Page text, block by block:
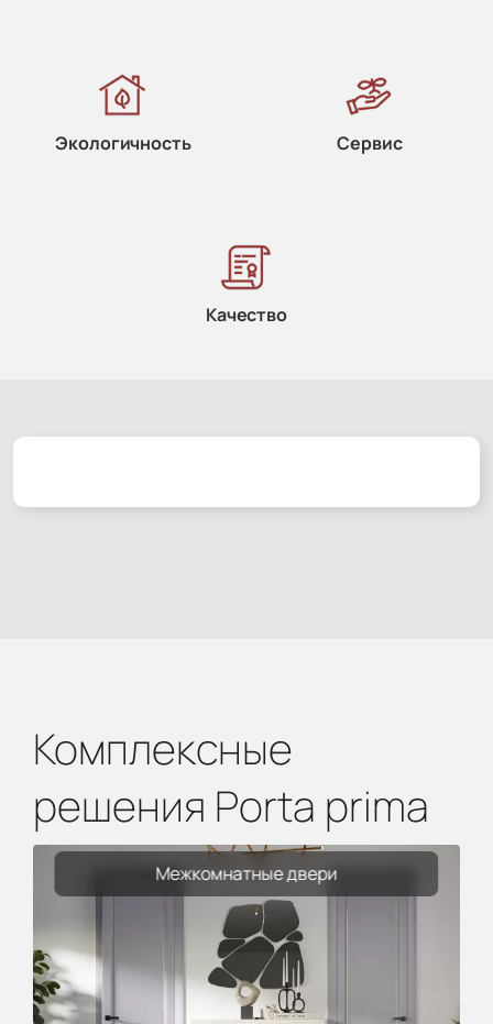
Экологичность Сервис
Качество
Комплексные
решения Porta prima
Межкомнатные двери